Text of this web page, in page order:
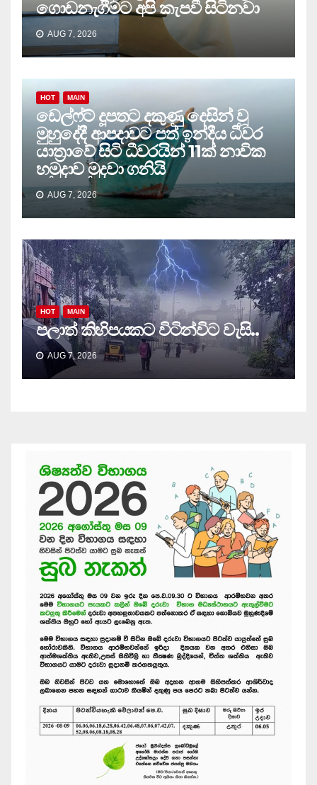
ගොඩනැගීමට අපි කැපවී සිටිනවා
AUG 7, 2026
HOT MAIN
ඩෙල්ෆ්ට් දූපතට දකුණු දෙසින් වූ
මුහුදේදී ආපදාවට පත් ඉන්දීය ධීවර
යාත්‍රාවේ සිටි ධීවරයින් 11ක් නාවික
හමුදාව මුදවා ගනියි
AUG 7, 2026
HOT MAIN
පලාත් කිහිපයකට විටින්විට වැසි..
AUG 7, 2026